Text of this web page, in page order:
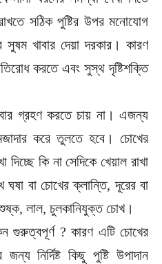
সঠিক পুষ্টির উপর মনোযোগ
খাবার দেয়া দরকার। কারণ
করতে এবং সুস্থ দৃষ্টিশক্তি
গ্রহণ করতে চায় না। এজন্য
করে তুলতে হবে। চোখের
কি না সেদিকে খেয়াল রাখা
বা চোখের ক্লান্তি, দূরের বা
লাল, চুলকানিযুক্ত চোখ।
গুরুত্বপূর্ণ ? কারণ এটি চোখের
নির্দিষ্ট কিছু পুষ্টি উপাদান